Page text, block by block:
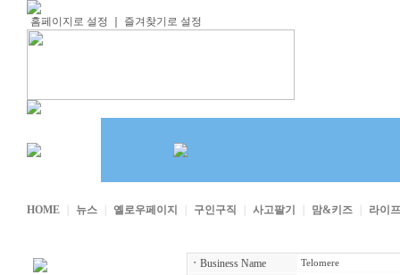
홈페이지로 설정 즐겨찾기로 설정
HOME 뉴스 옐로우페이지 구인구직 사고팔기 맘&키즈 라이
ㆍ Business Name Telomere